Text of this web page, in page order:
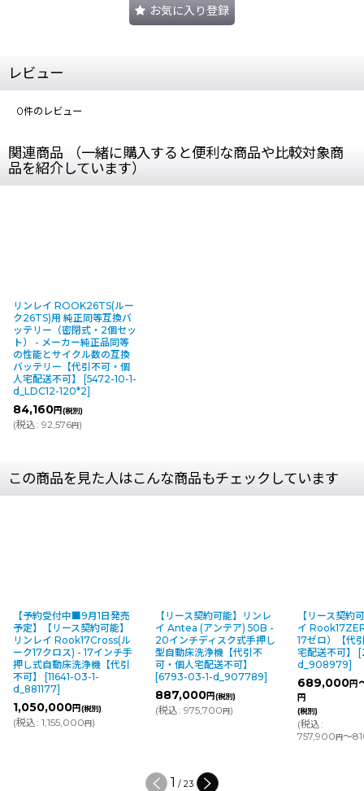
お気に入り登録
レビュー
0件のレビュー
関連商品 （一緒に購入すると便利な商品や比較対象商
品を紹介しています）
リンレイ ROOK26TS(ルー
ク26TS)用 純正同等互換バ
ッテリー（密閉式・2個セッ
ト） - メーカー純正品同等
の性能とサイクル数の互換
バッテリー【代引不可・個
人宅配送不可】
[5472-10-1-
d_LDC12-120*2]
84,160円(税別)
(税込: 92,576円)
この商品を見た人はこんな商品もチェックしています
【予約受付中■9月1日発売
予定】【リース契約可能】
リンレイ Rook17Cross(ル
ーク17クロス) - 17インチ手
押し式自動床洗浄機【代引
不可】
[11641-03-1-
d_881177]
1,050,000円(税別)
(税込: 1,155,000円)
【リース契約可能】リンレ
イ Antea (アンテア) 50B -
20インチディスク式手押し
型自動床洗浄機【代引不
可・個人宅配送不可】
[6793-03-1-d_907789]
887,000円(税別)
(税込: 975,700円)
【リース契約
イ
17ゼロ）【代
宅配送不可】
[
d_908979]
689,000円
円
(税別)
(税込:
757,900円～
1 / 23